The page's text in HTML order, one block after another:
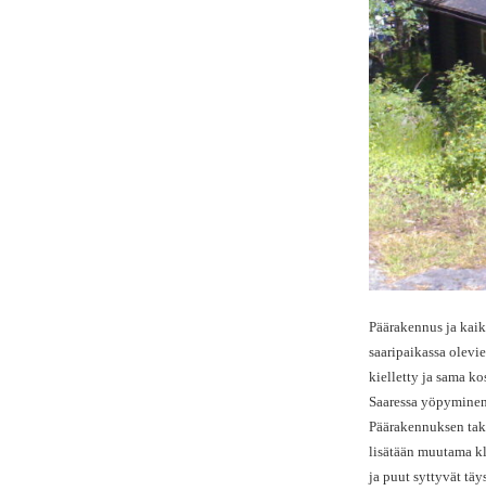
Päärakennus ja
saaripaikassa
kielletty ja sama
Saaressa
Päärakennuksen
lisätään muutama
ja puut syttyvät